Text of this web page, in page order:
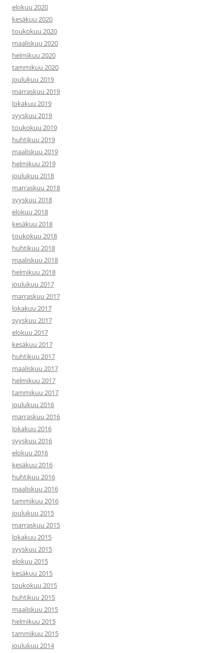
elokuu 2020
kesäkuu 2020
toukokuu 2020
maaliskuu 2020
helmikuu 2020
tammikuu 2020
joulukuu 2019
marraskuu 2019
lokakuu 2019
syyskuu 2019
toukokuu 2019
huhtikuu 2019
maaliskuu 2019
helmikuu 2019
joulukuu 2018
marraskuu 2018
syyskuu 2018
elokuu 2018
kesäkuu 2018
toukokuu 2018
huhtikuu 2018
maaliskuu 2018
helmikuu 2018
joulukuu 2017
marraskuu 2017
lokakuu 2017
syyskuu 2017
elokuu 2017
kesäkuu 2017
huhtikuu 2017
maaliskuu 2017
helmikuu 2017
tammikuu 2017
joulukuu 2016
marraskuu 2016
lokakuu 2016
syyskuu 2016
elokuu 2016
kesäkuu 2016
huhtikuu 2016
maaliskuu 2016
tammikuu 2016
joulukuu 2015
marraskuu 2015
lokakuu 2015
syyskuu 2015
elokuu 2015
kesäkuu 2015
toukokuu 2015
huhtikuu 2015
maaliskuu 2015
helmikuu 2015
tammikuu 2015
joulukuu 2014